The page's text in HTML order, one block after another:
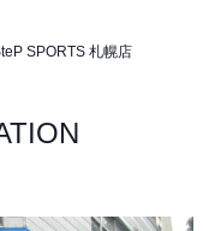
SPORTS 札幌店